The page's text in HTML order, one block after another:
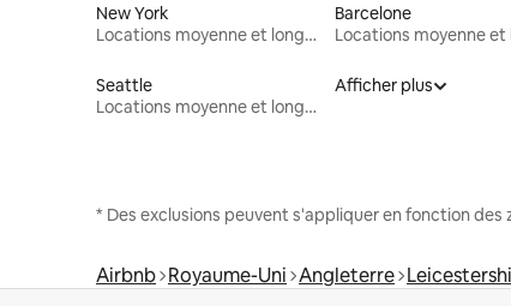
New York
Locations moyenne et longue durée
Barcelone
Seattle
Locations moyenne et longue durée
Afficher plus
* Des exclusions peuvent s'appliquer en fonction
Airbnb Royaume-Uni Angleterre